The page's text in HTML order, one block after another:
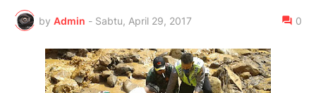
by Admin - Sabtu, April 29, 2017 0